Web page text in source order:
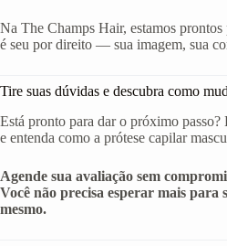
Na The Champs Hair, estamos
é seu por direito — sua imagem, sua
Tire suas dúvidas e descubra como
Está pronto para dar o próximo passo?
e entenda como a prótese capilar
Agende sua avaliação sem
Você não precisa esperar mais para
mesmo.